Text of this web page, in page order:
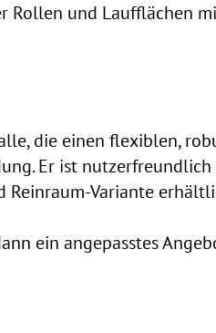
Rollen und Laufflächen
die einen flexiblen,
Er ist
Reinraum-Variante
ein angepasstes